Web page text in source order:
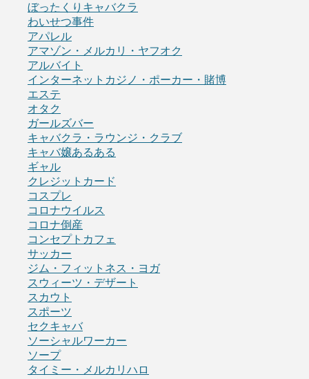
ぼったくりキャバクラ
わいせつ事件
アパレル
アマゾン・メルカリ・ヤフオク
アルバイト
インターネットカジノ・ポーカー・賭博
エステ
オタク
ガールズバー
キャバクラ・ラウンジ・クラブ
キャバ嬢あるある
ギャル
クレジットカード
コスプレ
コロナウイルス
コロナ倒産
コンセプトカフェ
サッカー
ジム・フィットネス・ヨガ
スウィーツ・デザート
スカウト
スポーツ
セクキャバ
ソーシャルワーカー
ソープ
タイミー・メルカリハロ